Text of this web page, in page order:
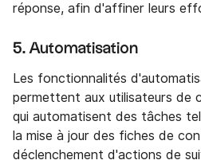
réponse, afin d'affiner leurs
5. Automatisation
Les fonctionnalités
permettent aux utilisateurs de
qui automatisent des tâches
la mise à jour des fiches de
déclenchement d'actions de